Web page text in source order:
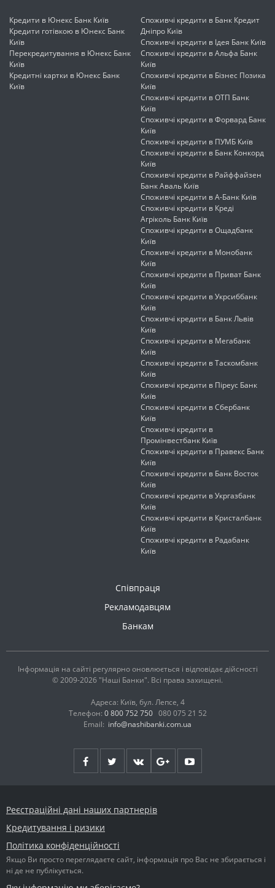
Кредити в Юнекс Банк Київ
Кредити готівкою в Юнекс Банк
Київ
Перекредитування в Юнекс Банк
Київ
Кредитні картки в Юнекс Банк
Київ
Споживчі кредити в Банк Кредит
Дніпро Київ
Споживчі кредити в Ідея Банк Київ
Споживчі кредити в Альфа Банк
Київ
Споживчі кредити в Бізнес Позика
Київ
Споживчі кредити в ОТП Банк
Київ
Споживчі кредити в Форвард Банк
Київ
Споживчі кредити в ПУМБ Київ
Споживчі кредити в Банк Конкорд
Київ
Споживчі кредити в Райффайзен
Банк Аваль Київ
Споживчі кредити в А-Банк Київ
Споживчі кредити в Креді
Агріколь Банк Київ
Споживчі кредити в Ощадбанк
Київ
Споживчі кредити в Монобанк
Київ
Споживчі кредити в Приват Банк
Київ
Споживчі кредити в Укрсиббанк
Київ
Споживчі кредити в Банк Львів
Київ
Споживчі кредити в Мегабанк
Київ
Споживчі кредити в Таскомбанк
Київ
Споживчі кредити в Піреус Банк
Київ
Споживчі кредити в Сбербанк
Київ
Споживчі кредити в
Промінвестбанк Київ
Споживчі кредити в Правекс Банк
Київ
Споживчі кредити в Банк Восток
Київ
Споживчі кредити в Укргазбанк
Київ
Споживчі кредити в Кристалбанк
Київ
Споживчі кредити в Радабанк
Київ
Співпраця
Рекламодавцям
Банкам
Інформація на сайті регулярно оновлюється і відповідає дійсності
© 2009-2026 "Наші Банки". Всі права захищені.
Адреса: Київ, бул. Лепсе, 4
Телефон: 0 800 752 750 080 075 21 52
Email: info@nashibanki.com.ua
Реєстраційні дані наших партнерів
Кредитування і ризики
Політика конфіденційності
Якщо Ви просто переглядаєте сайт, інформація про Вас не збирається і
ні де не публікується.